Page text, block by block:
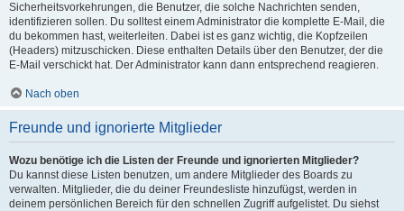
Sicherheitsvorkehrungen, die Benutzer, die solche Nachrichten senden,
identifizieren sollen. Du solltest einem Administrator die komplette E-Mail, die
du bekommen hast, weiterleiten. Dabei ist es ganz wichtig, die Kopfzeilen
(Headers) mitzuschicken. Diese enthalten Details über den Benutzer, der die
E-Mail verschickt hat. Der Administrator kann dann entsprechend reagieren.
Nach oben
Freunde und ignorierte Mitglieder
Wozu benötige ich die Listen der Freunde und ignorierten Mitglieder?
Du kannst diese Listen benutzen, um andere Mitglieder des Boards zu
verwalten. Mitglieder, die du deiner Freundesliste hinzufügst, werden in
deinem persönlichen Bereich für den schnellen Zugriff aufgelistet. Du siehst